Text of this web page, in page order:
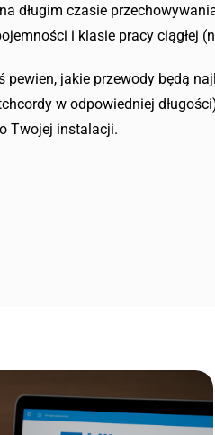
długim czasie
i klasie pracy ciągłej
pewien, jakie przewody będą
w odpowiedniej
Twojej instalacji.